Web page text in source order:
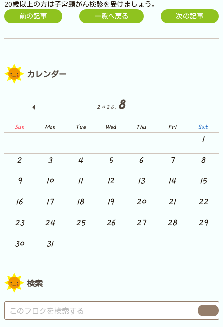
20歳以上の方は子宮頸がん検診を受けましょう。
前の記事
一覧へ戻る 次の記事
カレンダー
2026. 8
Sun Mon Tue Wed Thu Fri Sat
1
2
3 4 5 6 7
8
9
10 11 12 13 14
15
16
17 18 19 20 21
22
23
24 25 26 27 28
29
30
31
検索